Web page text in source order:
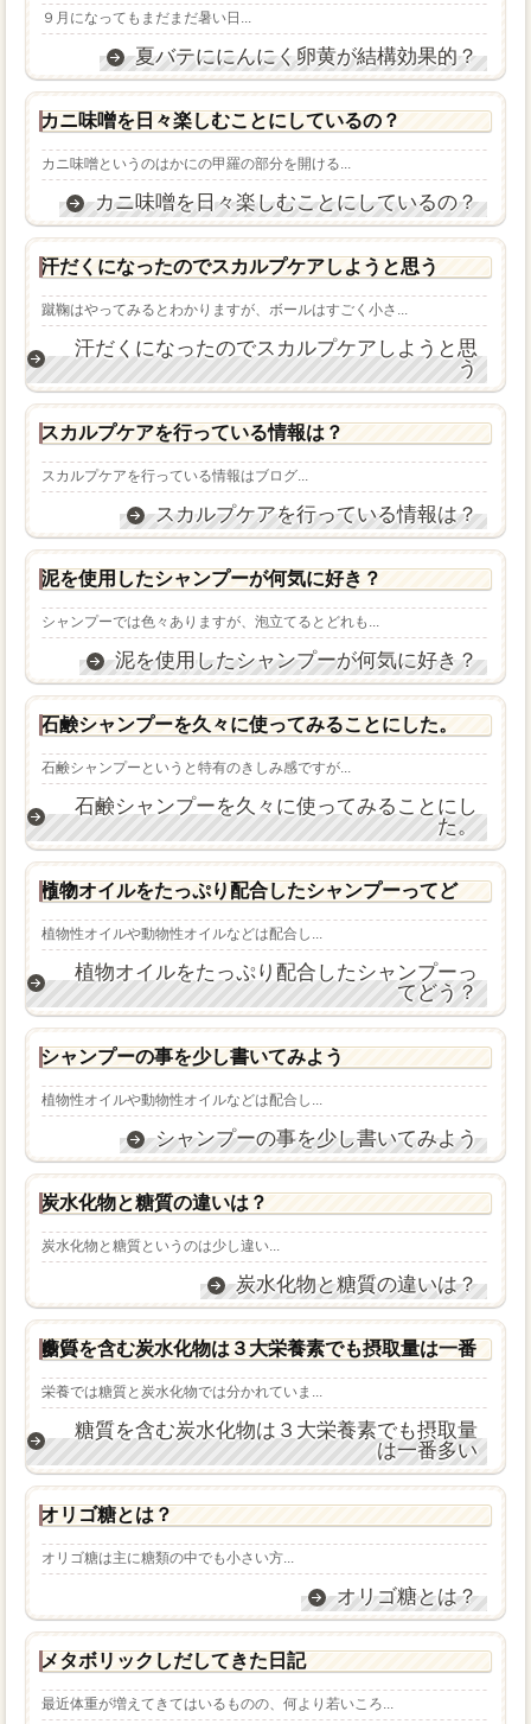
９月になってもまだまだ暑い日...
夏バテににんにく卵黄が結構効果的？
カニ味噌を日々楽しむことにしているの？
カニ味噌というのはかにの甲羅の部分を開ける...
カニ味噌を日々楽しむことにしているの？
汗だくになったのでスカルプケアしようと思う
蹴鞠はやってみるとわかりますが、ボールはすごく小さ...
汗だくになったのでスカルプケアしようと思
う
スカルプケアを行っている情報は？
スカルプケアを行っている情報はブログ...
スカルプケアを行っている情報は？
泥を使用したシャンプーが何気に好き？
シャンプーでは色々ありますが、泡立てるとどれも...
泥を使用したシャンプーが何気に好き？
石鹸シャンプーを久々に使ってみることにした。
石鹸シャンプーというと特有のきしみ感ですが...
石鹸シャンプーを久々に使ってみることにし
た。
植物オイルをたっぷり配合したシャンプーってどう？
植物性オイルや動物性オイルなどは配合し...
植物オイルをたっぷり配合したシャンプーっ
てどう？
シャンプーの事を少し書いてみよう
植物性オイルや動物性オイルなどは配合し...
シャンプーの事を少し書いてみよう
炭水化物と糖質の違いは？
炭水化物と糖質というのは少し違い...
炭水化物と糖質の違いは？
糖質を含む炭水化物は３大栄養素でも摂取量は一番多い
栄養では糖質と炭水化物では分かれていま...
糖質を含む炭水化物は３大栄養素でも摂取量
は一番多い
オリゴ糖とは？
オリゴ糖は主に糖類の中でも小さい方...
オリゴ糖とは？
メタボリックしだしてきた日記
最近体重が増えてきてはいるものの、何より若いころ...